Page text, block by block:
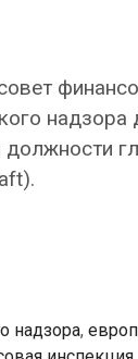
надзора
надзора,